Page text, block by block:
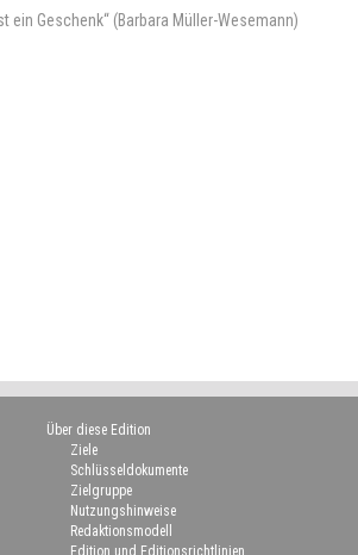
ein Geschenk“ (Barbara Müller-Wesemann)
Über diese Edition
Ziele
Schlüsseldokumente
Zielgruppe
Nutzungshinweise
Redaktionsmodell
Edition und Editionsrichtlinien